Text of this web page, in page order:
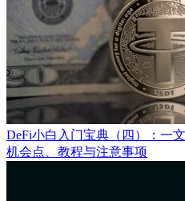
DeFi小白入门宝典（四）：一
机会点、教程与注意事项